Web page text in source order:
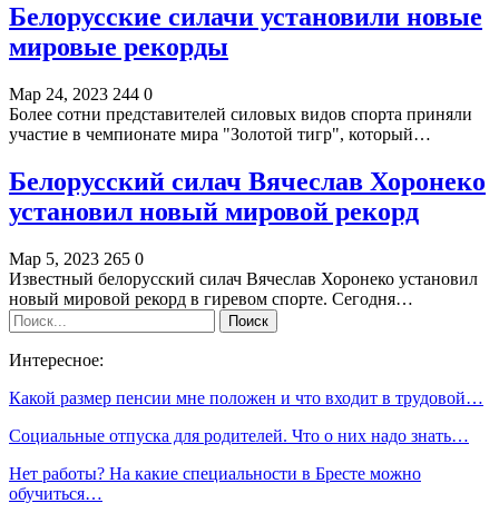
Белорусские силачи установили новые
мировые рекорды
Мар 24, 2023 244 0
Более сотни представителей силовых видов спорта приняли
участие в чемпионате мира "Золотой тигр", который…
Белорусский силач Вячеслав Хоронеко
установил новый мировой рекорд
Мар 5, 2023 265 0
Известный белорусский силач Вячеслав Хоронеко установил
новый мировой рекорд в гиревом спорте. Сегодня…
Интересное:
Какой размер пенсии мне положен и что входит в трудовой…
Социальные отпуска для родителей. Что о них надо знать…
Нет работы? На какие специальности в Бресте можно
обучиться…